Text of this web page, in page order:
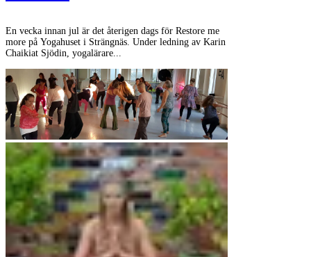
En vecka innan jul är det återigen dags för Restore me
more på Yogahuset i Strängnäs. Under ledning av Karin
Chaikiat Sjödin, yogalärare...